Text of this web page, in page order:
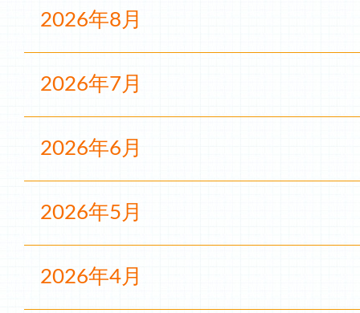
2026年8月
2026年7月
2026年6月
2026年5月
2026年4月